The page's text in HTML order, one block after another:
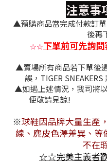
注意事
▲預購商品當完成付款訂
後再
☆☆下單前可先詢
▲賣場所有商品若下單後
誤，TIGER
▲如遇上述情況，我司將
便敬
※球鞋因品牌大量生產
線、麂皮色澤差異 、
不在
☆☆完美主義者